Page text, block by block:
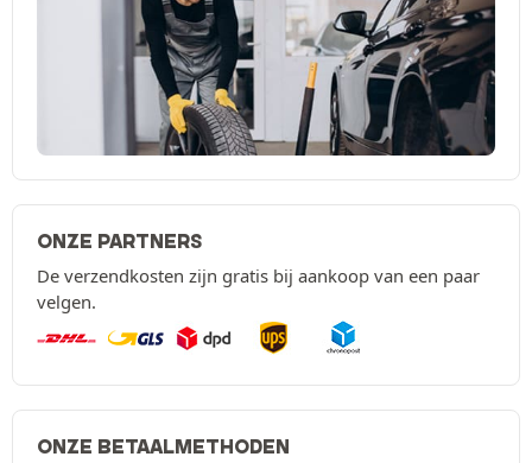
ONZE PARTNERS
De verzendkosten zijn gratis bij aankoop van een paar
velgen.
ONZE BETAALMETHODEN